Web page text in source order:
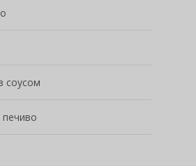
соусом